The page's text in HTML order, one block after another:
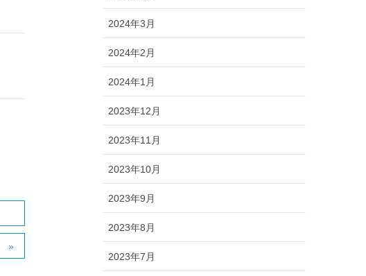
2024年3月
2024年2月
2024年1月
2023年12月
2023年11月
2023年10月
2023年9月
2023年8月
2023年7月